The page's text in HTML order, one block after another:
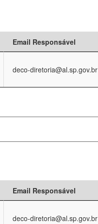
Email Responsável
deco-diretoria@al.sp.gov.br
Email Responsável
deco-diretoria@al.sp.gov.br